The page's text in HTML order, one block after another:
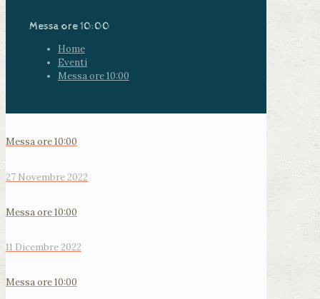
Messa ore 10:00
Home
Eventi
Messa ore 10:00
Messa ore 10:00
27 Novembre 2022
Messa ore 10:00
11 Dicembre 2022
Messa ore 10:00